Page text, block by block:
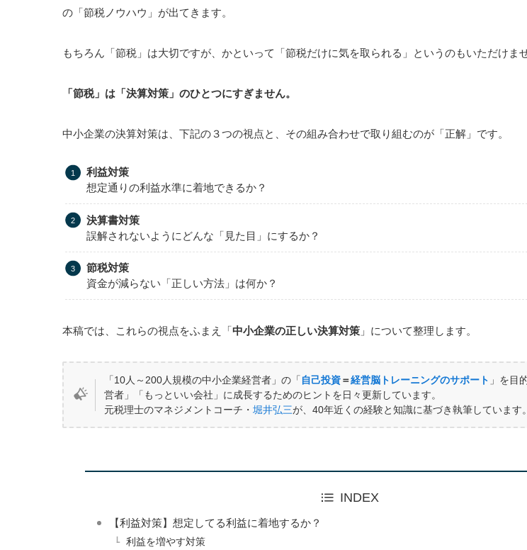
の「節税ノウハウ」が出てきます。
もちろん「節税」は大切ですが、かといって「節税だけに気を取られる」というのもいただけませ
「節税」は「決算対策」のひとつにすぎません。
中小企業の決算対策は、下記の３つの視点と、その組み合わせで取り組むのが「正解」です。
利益対策
想定通りの利益水準に着地できるか？
決算書対策
誤解されないようにどんな「見た目」にするか？
節税対策
資金が減らない「正しい方法」は何か？
本稿では、これらの視点をふまえ「中小企業の正しい決算対策 」について整理します。
「10人～200人規模の中小企業経営者」の「 自己投資 ＝経営脳トレーニングのサポート 」を目
営者」「もっといい会社」に成長するためのヒントを日々更新しています。
元税理士のマネジメントコーチ・堀井弘三が、40年近くの経験と知識に基づき執筆しています。
INDEX
【利益対策】想定してる利益に着地するか？
利益を増やす対策